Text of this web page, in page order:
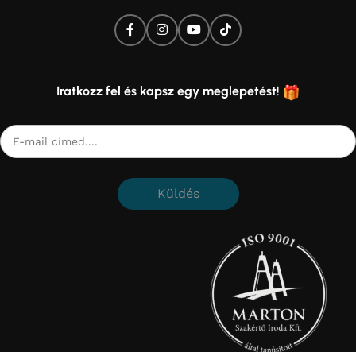
Iratkozz fel és kapsz egy meglepetést!
Küldés